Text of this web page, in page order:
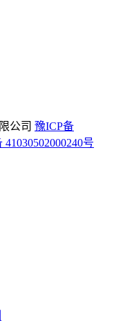
公司 豫ICP备
号